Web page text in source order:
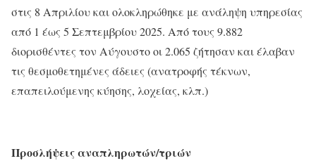
στις 8 Απριλίου και ολοκληρώθηκε με ανάληψη υπηρεσίας
από 1 έως 5 Σεπτεμβρίου 2025. Από τους 9.882
διορισθέντες τον Αύγουστο οι 2.065 ζήτησαν και έλαβαν
τις θεσμοθετημένες άδειες (ανατροφής τέκνων,
επαπειλούμενης κύησης, λοχείας, κλπ.)
Προσλήψεις αναπληρωτών/τριών